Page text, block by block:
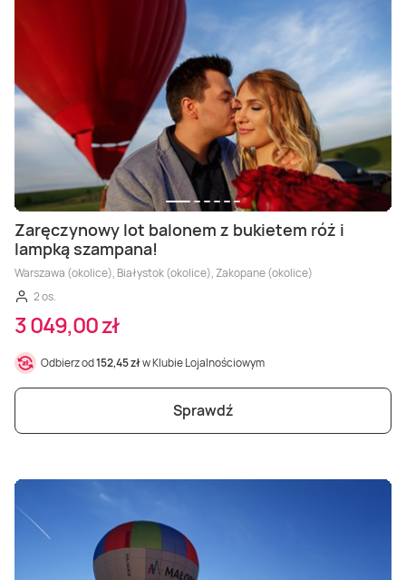
Zaręczynowy lot balonem z bukietem róż i
lampką szampana!
Warszawa (okolice), Białystok (okolice), Zakopane (okolice)
2 os.
3 049,00 zł
Odbierz od152,45 złw Klubie Lojalnościowym
Sprawdź